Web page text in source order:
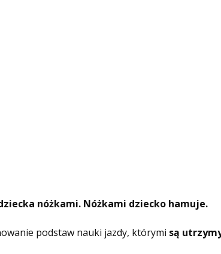
nóżkami. Nóżkami dziecko hamuje.
podstaw nauki jazdy, którymi są